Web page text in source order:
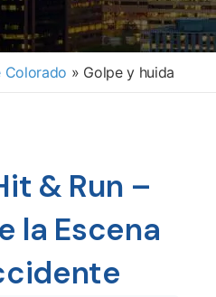
Colorado » Golpe y huida
& Run –
la Escena